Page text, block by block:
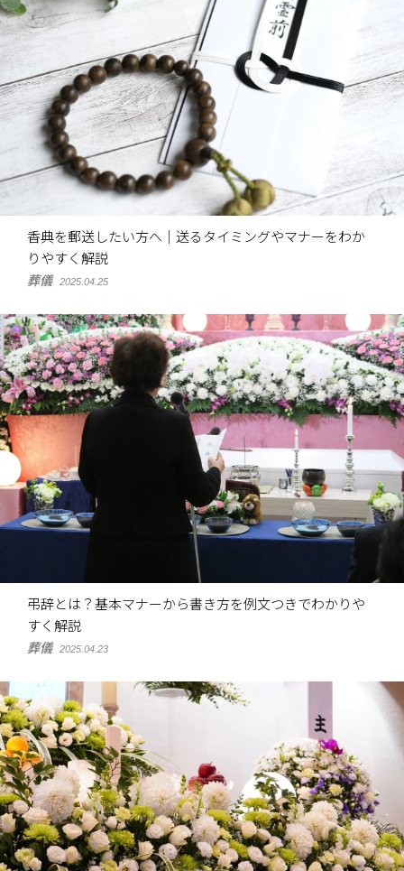
香典を郵送したい方へ｜送るタイミングやマナーをわか
りやすく解説
葬儀 2025.04.25
弔辞とは？基本マナーから書き方を例文つきでわかりや
すく解説
葬儀 2025.04.23